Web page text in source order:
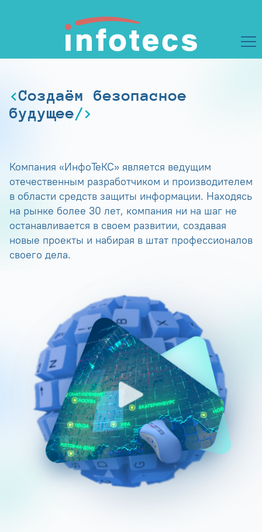
Создаём безопасное
будущее
Компания «ИнфоТеКС» является ведущим
отечественным разработчиком и производителем
в области средств защиты информации. Находясь
на рынке более 30 лет, компания ни на шаг не
останавливается в своем развитии, создавая
новые проекты и набирая в штат профессионалов
своего дела.